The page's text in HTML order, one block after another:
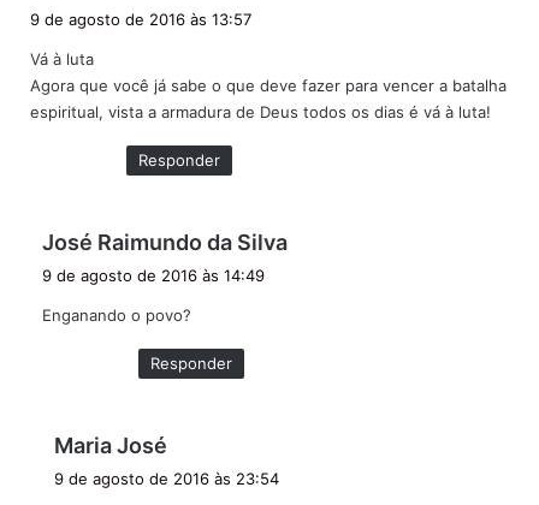
e
:
9 de agosto de 2016 às 13:57
Vá à luta
Agora que você já sabe o que deve fazer para vencer a batalha
espiritual, vista a armadura de Deus todos os dias é vá à luta!
Responder
José Raimundo da Silva
9 de agosto de 2016 às 14:49
Enganando o povo?
Responder
Maria José
9 de agosto de 2016 às 23:54